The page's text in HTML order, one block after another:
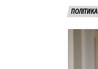
ПОЛІТИКА